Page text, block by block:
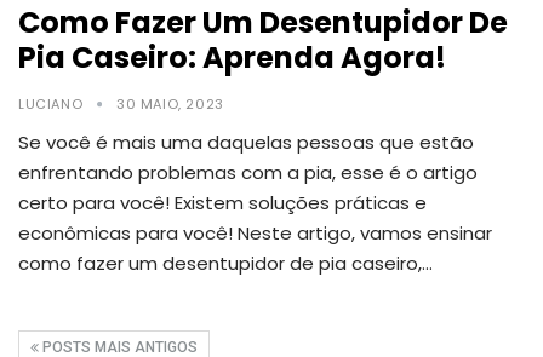
Como Fazer Um Desentupidor De
Pia Caseiro: Aprenda Agora!
LUCIANO 30 MAIO, 2023
Se você é mais uma daquelas pessoas que estão
enfrentando problemas com a pia, esse é o artigo
certo para você!Existem soluções práticas e
econômicas para você!Neste artigo, vamos ensinar
como fazer um desentupidor de pia caseiro,…
POSTS MAIS ANTIGOS